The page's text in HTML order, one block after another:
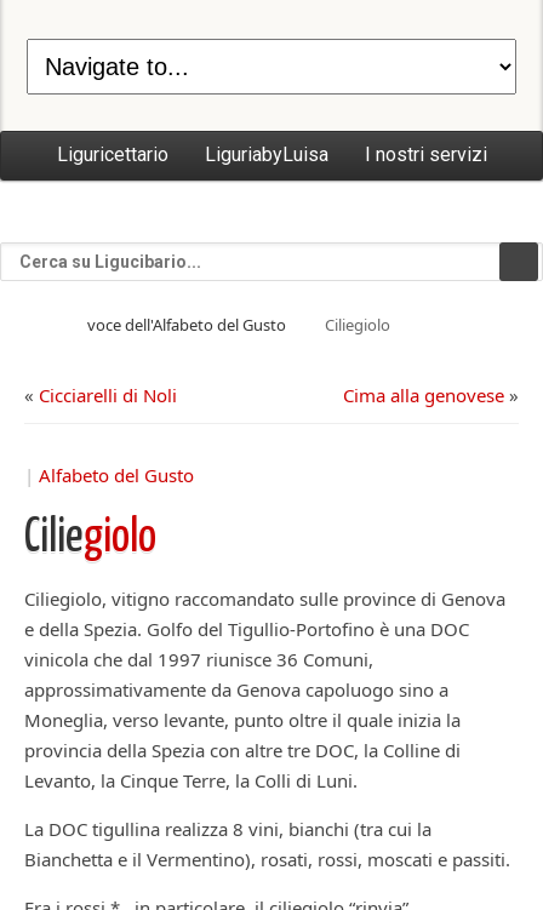
Liguricettario LiguriabyLuisa I nostri servizi
voce dell'Alfabeto del Gusto Ciliegiolo
« Cicciarelli di Noli Cima alla genovese »
| Alfabeto del Gusto
Ciliegiolo
Ciliegiolo, vitigno raccomandato sulle province di Genova
e della Spezia. Golfo del Tigullio-Portofino è una DOC
vinicola che dal 1997 riunisce 36 Comuni,
approssimativamente da Genova capoluogo sino a
Moneglia, verso levante, punto oltre il quale inizia la
provincia della Spezia con altre tre DOC, la Colline di
Levanto, la Cinque Terre, la Colli di Luni.
La DOC tigullina realizza 8 vini, bianchi (tra cui la
Bianchetta e il Vermentino), rosati, rossi, moscati e passiti.